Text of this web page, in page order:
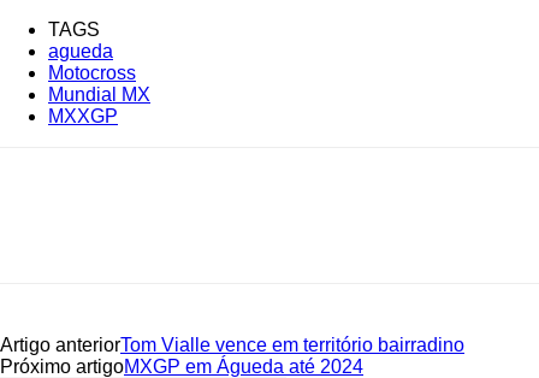
TAGS
agueda
Motocross
Mundial MX
MXXGP
Artigo anteriorTom Vialle vence em território bairradino
Próximo artigoMXGP em Águeda até 2024